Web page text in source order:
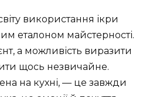
використання ікри
еталоном майстерності.
а можливість виразити
щось незвичайне.
на кухні, — це завжди